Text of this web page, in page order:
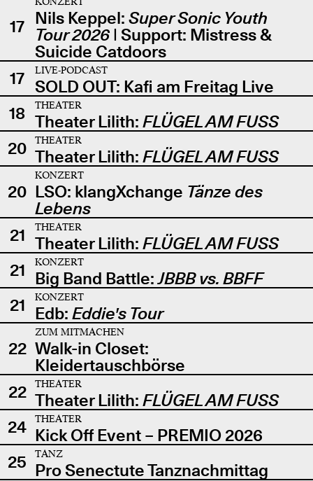
17 Nils Keppel: Super Sonic Youth
Tour 2026| Support: Mistress &
Suicide Catdoors
17
LIVE-PODCAST
SOLD OUT: Kafi am Freitag Live
18
THEATER
Theater Lilith: FLÜGEL AM FUSS
20
THEATER
Theater Lilith: FLÜGEL AM FUSS
20
KONZERT
LSO: klangXchange Tänze des
Lebens
21
THEATER
Theater Lilith: FLÜGEL AM FUSS
21
KONZERT
Big Band Battle:JBBB vs. BBFF
21
KONZERT
Edb: Eddie's Tour
22
ZUM MITMACHEN
Walk-in Closet:
Kleidertauschbörse
22
THEATER
Theater Lilith: FLÜGEL AM FUSS
24
THEATER
Kick Off Event – PREMIO 2026
25
TANZ
Pro Senectute Tanznachmittag